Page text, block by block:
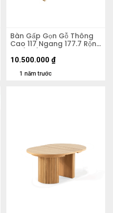
Bàn Gấp Gọn Gỗ Thông
Cao 117 Ngang 177.7 Rộng
64 (cm)
1 năm trước
10.500.000 ₫